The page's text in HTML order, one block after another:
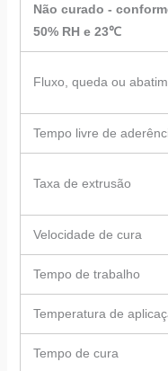
Não curado -
50% RH e 23℃
Fluxo, queda ou
Tempo livre de
Taxa de extrusão
Velocidade de cura
Tempo de trabalho
Temperatura de
Tempo de cura